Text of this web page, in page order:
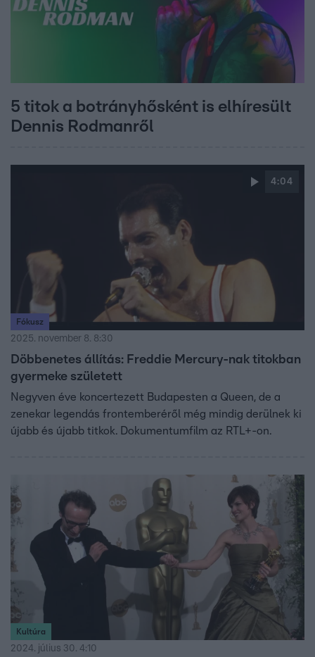
5 titok a botrányhősként is elhíresült
Dennis Rodmanről
4:04
Fókusz
2025. november 8. 8:30
Döbbenetes állítás: Freddie Mercury-nak titokban
gyermeke született
Negyven éve koncertezett Budapesten a Queen, de a
zenekar legendás frontemberéről még mindig derülnek ki
újabb és újabb titkok. Dokumentumfilm az RTL+-on.
Kultúra
2024. július 30. 4:10